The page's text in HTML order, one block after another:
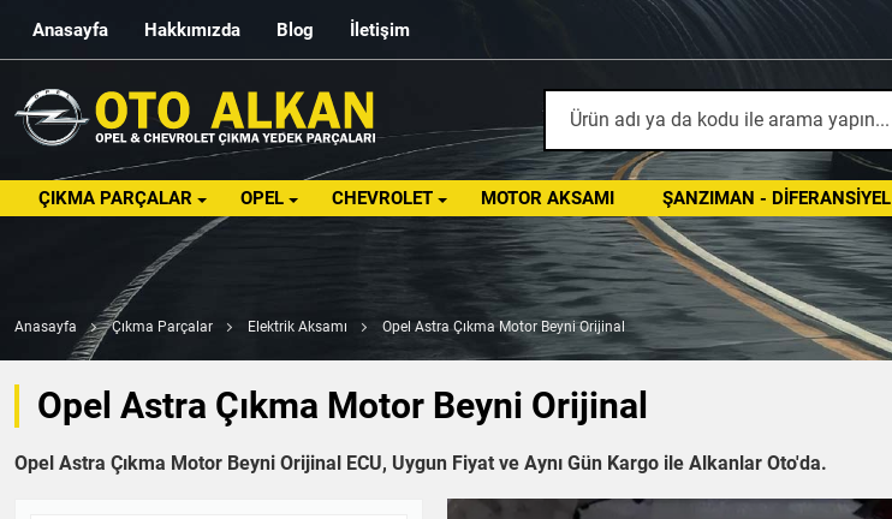
Anasayfa Hakkımızda Blog İletişim
ÇIKMA PARÇALAR OPEL CHEVROLET MOTOR AKSAMI ŞANZIMAN - DIFERANSIYEL
Anasayfa Çıkma Parçalar Elektrik Aksamı Opel Astra Çıkma Motor Beyni Orijinal
Opel Astra Çıkma Motor Beyni Orijinal
Opel Astra Çıkma Motor Beyni Orijinal ECU, Uygun Fiyat ve Aynı Gün Kargo ile Alkanlar Oto'da.